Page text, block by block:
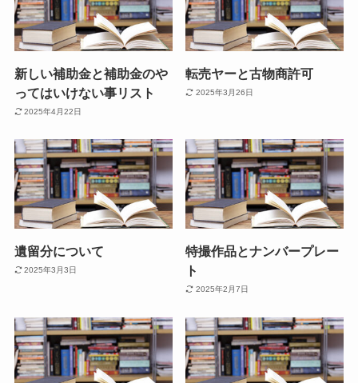
新しい補助金と補助金のや
ってはいけない事リスト
2025年4月22日
転売ヤーと古物商許可
2025年3月26日
遺留分について
2025年3月3日
特撮作品とナンバープレー
ト
2025年2月7日